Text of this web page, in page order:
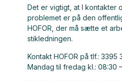
Det er vigtigt, at I kontakter
problemet er på den
HOFOR, der må sætte et
stikledningen.
Kontakt HOFOR på tlf.: 3395
Mandag til fredag kl.: 08:30